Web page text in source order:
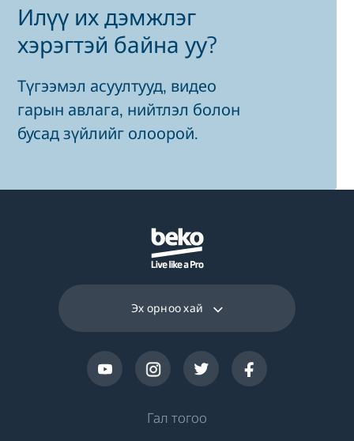
Илүү их дэмжлэг
хэрэгтэй байна уу?
Түгээмэл асуултууд, видео
гарын авлага, нийтлэл болон
бусад зүйлийг олоорой.
Эх орноо хай
Гал тогоо